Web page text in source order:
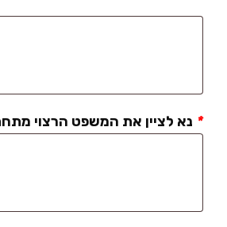
נא לציין את המשפט הרצוי *